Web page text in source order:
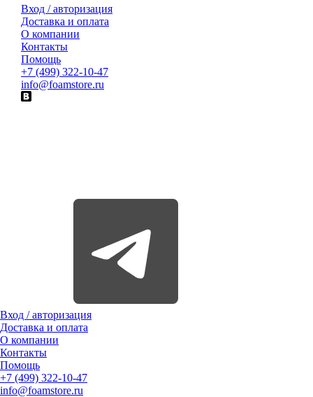
Вход / авторизация
Доставка и оплата
О компании
Контакты
Помощь
+7 (499) 322-10-47
info@foamstore.ru
Вход / авторизация
Доставка и оплата
О компании
Контакты
Помощь
+7 (499) 322-10-47
info@foamstore.ru